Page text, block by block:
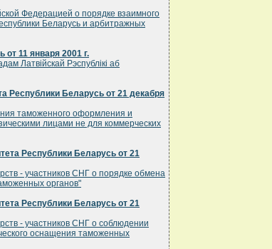
Федерацией о порядке взаимного
Беларусь и арбитражных
11 января 2001 г.
Латвiйскай Рэспублiкi аб
Республики Беларусь от 21 декабря
таможенного оформления и
лицами не для коммерческих
Республики Беларусь от 21
- участников СНГ о порядке обмена
органов"
Республики Беларусь от 21
- участников СНГ о соблюдении
оснащения таможенных